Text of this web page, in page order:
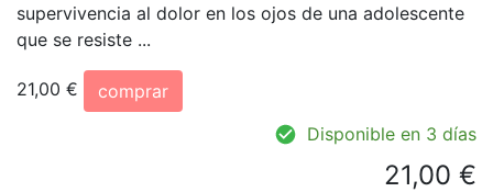
supervivencia al dolor en los ojos de una adolescente
que se resiste ...
21,00 €
comprar
Disponible en 3 días
21,00 €